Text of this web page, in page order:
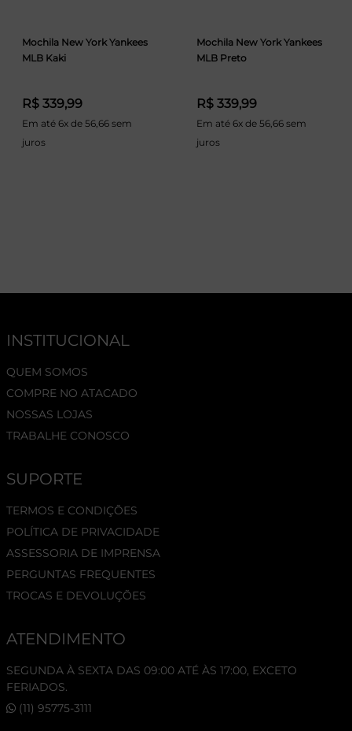
Mochila New York Yankees
MLB Kaki
R$ 339,99
Em até 6x de 56,66 sem
juros
Mochila New York Yankees
MLB Preto
R$ 339,99
Em até 6x de 56,66 sem
juros
INSTITUCIONAL
QUEM SOMOS
COMPRE NO ATACADO
NOSSAS LOJAS
TRABALHE CONOSCO
SUPORTE
TERMOS E CONDIÇÕES
POLÍTICA DE PRIVACIDADE
ASSESSORIA DE IMPRENSA
PERGUNTAS FREQUENTES
TROCAS E DEVOLUÇÕES
ATENDIMENTO
SEGUNDA À SEXTA DAS 09:00 ATÉ ÀS 17:00, EXCETO
FERIADOS.
(11) 95775-3111